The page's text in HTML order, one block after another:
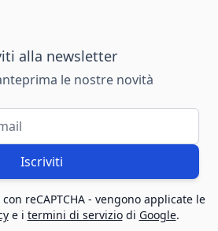
alla newsletter
le nostre novità
Iscriviti
reCAPTCHA - vengono applicate le
e i termini di serviziodi Google.